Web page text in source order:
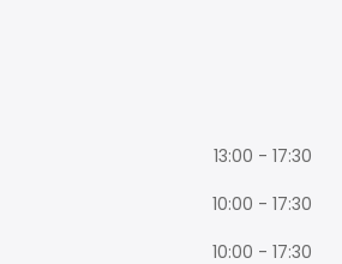
13:00 - 17:30
10:00 - 17:30
10:00 - 17:30